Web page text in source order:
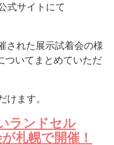
式サイトにて
された展示試着会の様
ついてまとめていただ
けます。
ランドセル
札幌で開催！